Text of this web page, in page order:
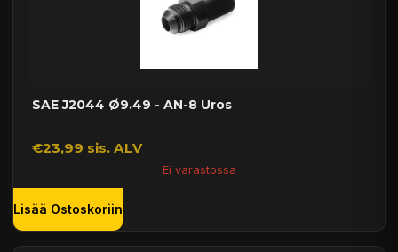
SAE J2044 Ø9.49 - AN-8 Uros
€23,99 sis. ALV
Ei varastossa
Lisää Ostoskoriin